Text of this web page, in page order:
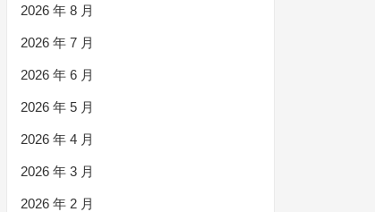
2026 年 8 月
2026 年 7 月
2026 年 6 月
2026 年 5 月
2026 年 4 月
2026 年 3 月
2026 年 2 月